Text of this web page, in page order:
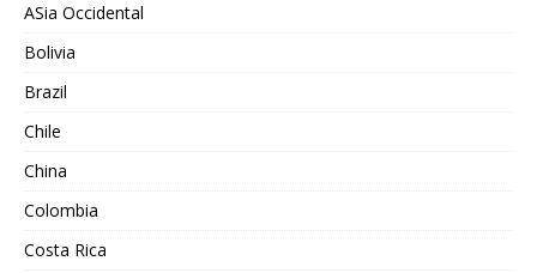
ASia Occidental
Bolivia
Brazil
Chile
China
Colombia
Costa Rica